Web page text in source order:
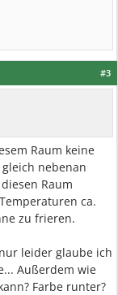
#3
Raum keine
nebenan
Raum
ca.
zu frieren.
leider glaube ich
Außerdem wie
Farbe runter?